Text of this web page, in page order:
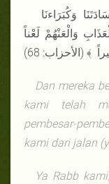
وَالْعَنْهُمْ لَعْناً
﴾ (الأحزاب: 68)
Dan mereka
kami telah
pembesar-
kami dari jalan
Ya Rabb